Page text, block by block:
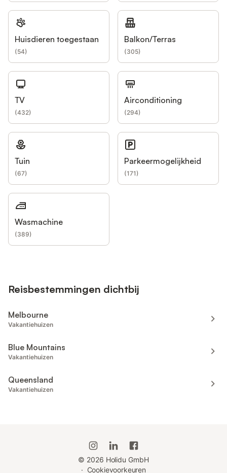
Huisdieren toegestaan
(54)
Balkon/Terras
(305)
TV
(432)
Airconditioning
(294)
Tuin
(67)
Parkeermogelijkheid
(171)
Wasmachine
(389)
Reisbestemmingen dichtbij
Melbourne
Vakantiehuizen
Blue Mountains
Vakantiehuizen
Queensland
Vakantiehuizen
© 2026 Holidu GmbH
· Cookievoorkeuren